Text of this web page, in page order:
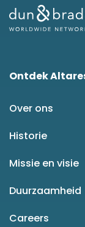
Ontdek
Over ons
Historie
Missie en visie
Duurzaamheid
Careers